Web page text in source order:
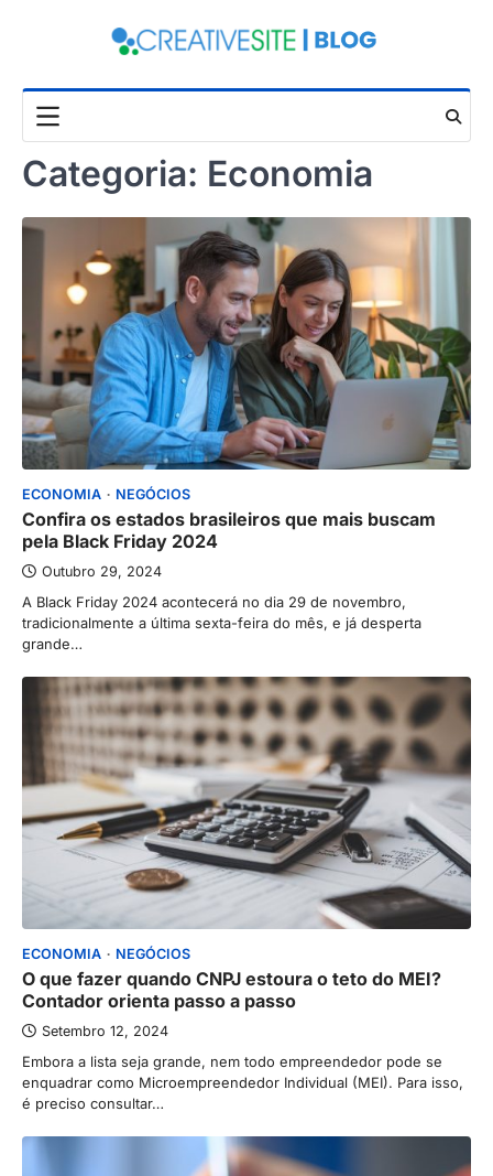
Categoria: Economia
ECONOMIA NEGÓCIOS
Confira os estados brasileiros que mais buscam
pela Black Friday 2024
Outubro 29, 2024
A Black Friday 2024 acontecerá no dia 29 de novembro,
tradicionalmente a última sexta-feira do mês, e já desperta
grande…
ECONOMIA NEGÓCIOS
O que fazer quando CNPJ estoura o teto do MEI?
Contador orienta passo a passo
Setembro 12, 2024
Embora a lista seja grande, nem todo empreendedor pode se
enquadrar como Microempreendedor Individual (MEI). Para isso,
é preciso consultar…